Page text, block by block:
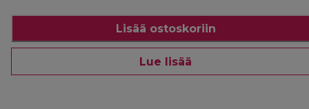
Lisää ostoskoriin
Lue lisää